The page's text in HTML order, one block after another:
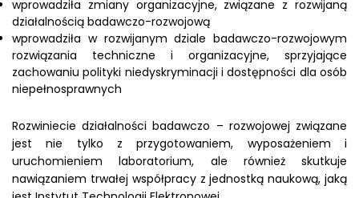
wprowadziła zmiany organizacyjne, związane z rozwijaną
działalnością badawczo-rozwojową
wprowadziła w rozwijanym dziale badawczo-rozwojowym
rozwiązania techniczne i organizacyjne, sprzyjające
zachowaniu polityki niedyskryminacji i dostępności dla osób
niepełnosprawnych
Rozwiniecie działalności badawczo – rozwojowej związane
jest nie tylko z przygotowaniem, wyposażeniem i
uruchomieniem laboratorium, ale również skutkuje
nawiązaniem trwałej współpracy z jednostką naukową, jaką